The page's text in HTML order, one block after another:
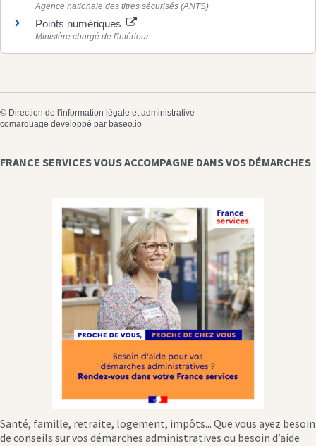
Agence nationale des titres sécurisés (ANTS)
Points numériques
Ministère chargé de l'intérieur
© Direction de l'information légale et administrative
comarquage developpé par baseo.io
FRANCE SERVICES VOUS ACCOMPAGNE DANS VOS DÉMARCHES
Santé, famille, retraite, logement, impôts... Que vous ayez besoin
de conseils sur vos démarches administratives ou besoin d’aide